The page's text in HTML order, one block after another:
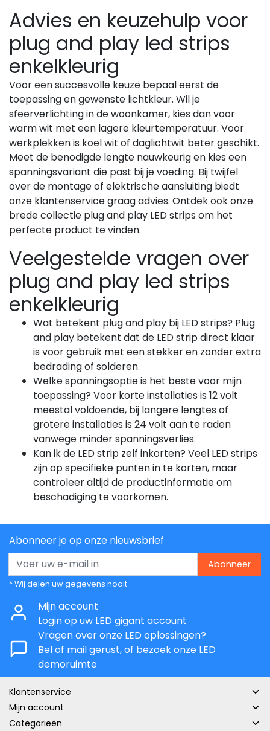
Advies en keuzehulp voor
plug and play led strips
enkelkleurig
Voor een succesvolle keuze bepaal eerst de
toepassing en gewenste lichtkleur. Wil je
sfeerverlichting in de woonkamer, kies dan voor
warm wit met een lagere kleurtemperatuur. Voor
werkplekken is koel wit of daglichtwit beter geschikt.
Meet de benodigde lengte nauwkeurig en kies een
spanningsvariant die past bij je voeding. Bij twijfel
over de montage of elektrische aansluiting biedt
onze klantenservice graag advies. Ontdek ook onze
brede collectie plug and play LED strips om het
perfecte product te vinden.
Veelgestelde vragen over
plug and play led strips
enkelkleurig
Wat betekent plug and play bij LED strips? Plug
and play betekent dat de LED strip direct klaar
is voor gebruik met een stekker en zonder extra
bedrading of solderen.
Welke spanningsoptie is het beste voor mijn
toepassing? Voor korte installaties is 12 volt
meestal voldoende, bij langere lengtes of
grotere installaties is 24 volt aan te raden
vanwege minder spanningsverlies.
Kan ik de LED strip zelf inkorten? Veel LED strips
zijn op specifieke punten in te korten, maar
controleer altijd de productinformatie om
beschadiging te voorkomen.
Abonneer je op onze nieuwsbrief
Abonneer
* Wij delen uw gegevens nooit
Mijn account
Login op uw LED gigant account
Vragen over onze LED oplossingen?
Bel of mail gerust, of bezoek onze LED
demoruimte
Klantenservice
Mijn account
Categorieën